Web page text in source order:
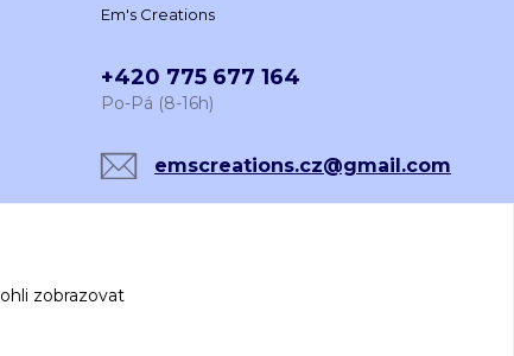
Em's Creations
+420 775 677 164
Po-Pá (8-16h)
emscreations.cz@gmail.com
zobrazovat